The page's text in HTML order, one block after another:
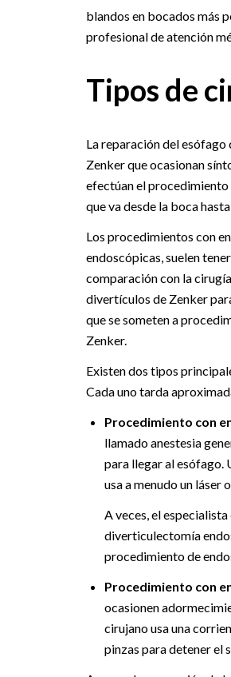
blandos en bocados más
profesional de atención
Tipos de
La reparación del
Zenker que ocasionan
efectúan el procedimiento
que va desde la boca
Los procedimientos con
endoscópicas, suelen
comparación con la
divertículos de Zenker
que se someten a
Zenker.
Existen dos tipos
Cada uno tarda
Procedimiento con
llamado anestesia
para llegar al esófago.
usa a menudo un láser
A veces, el
diverticulectomía
procedimiento de
Procedimiento con
ocasionen
cirujano usa una
pinzas para detener el